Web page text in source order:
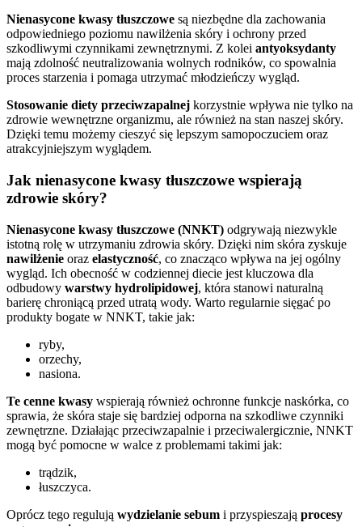
Nienasycone kwasy tłuszczowe są niezbędne dla zachowania
odpowiedniego poziomu nawilżenia skóry i ochrony przed
szkodliwymi czynnikami zewnętrznymi. Z kolei antyoksydanty
mają zdolność neutralizowania wolnych rodników, co spowalnia
proces starzenia i pomaga utrzymać młodzieńczy wygląd.
Stosowanie diety przeciwzapalnej korzystnie wpływa nie tylko na
zdrowie wewnętrzne organizmu, ale również na stan naszej skóry.
Dzięki temu możemy cieszyć się lepszym samopoczuciem oraz
atrakcyjniejszym wyglądem.
Jak nienasycone kwasy tłuszczowe wspierają
zdrowie skóry?
Nienasycone kwasy tłuszczowe (NNKT) odgrywają niezwykle
istotną rolę w utrzymaniu zdrowia skóry. Dzięki nim skóra zyskuje
nawilżenie oraz elastyczność, co znacząco wpływa na jej ogólny
wygląd. Ich obecność w codziennej diecie jest kluczowa dla
odbudowy warstwy hydrolipidowej, która stanowi naturalną
barierę chroniącą przed utratą wody. Warto regularnie sięgać po
produkty bogate w NNKT, takie jak:
ryby,
orzechy,
nasiona.
Te cenne kwasy wspierają również ochronne funkcje naskórka, co
sprawia, że skóra staje się bardziej odporna na szkodliwe czynniki
zewnętrzne. Działając przeciwzapalnie i przeciwalergicznie, NNKT
mogą być pomocne w walce z problemami takimi jak:
trądzik,
łuszczyca.
Oprócz tego regulują wydzielanie sebum i przyspieszają procesy